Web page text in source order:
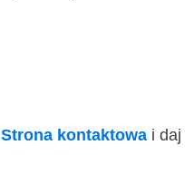
Strona kontaktowa i daj